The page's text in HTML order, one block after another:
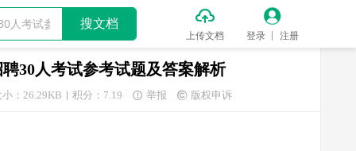
搜文档 
上传文档

登录 注册
30人考试参考试题及答案解析
小：26.29KB 积分：7.19  举报  版权申诉